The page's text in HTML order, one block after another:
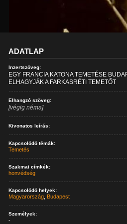
ADATLAP
Inzertszöveg:
EGY FRANCIA KATONA TEMETÉSE
ELHAGYJÁK A FARKASRÉTI TEMETŐT
Elhangzó szöveg:
[végig néma]
Kivonatos leírás:
Kapcsolódó témák:
Temetés
Szakmai címkék:
honvédség
Kapcsolódó helyek:
Magyarország Budapest
Személyek:
-